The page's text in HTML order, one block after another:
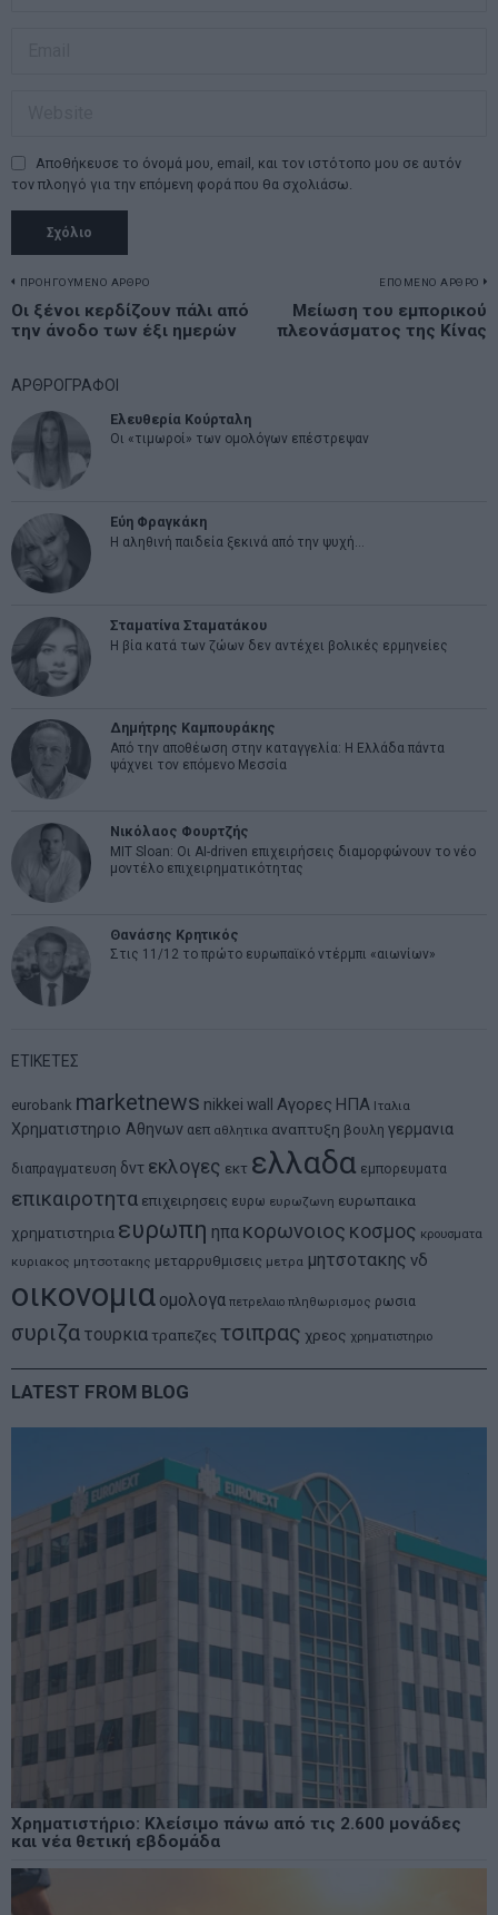
Αποθήκευσε το όνομά μου, email, και τον ιστότοπο μου σε αυτόν
τον πλοηγό για την επόμενη φορά που θα σχολιάσω.
Πλοήγηση
άρθρων
ΠΡΟΗΓΟΥΜΕΝΟ ΑΡΘΡΟ
Previous
post:
Οι ξένοι κερδίζουν πάλι από
την άνοδο των έξι ημερών
ΕΠΟΜΕΝΟ ΑΡΘΡΟ
Μείωση του εμπορικού
πλεονάσματος της Κίνας
ΑΡΘΡΟΓΡΑΦΟΙ
Ελευθερία Κούρταλη
Οι «τιμωροί» των ομολόγων επέστρεψαν
Εύη Φραγκάκη
Η αληθινή παιδεία ξεκινά από την ψυχή…
Σταματίνα Σταματάκου
Η βία κατά των ζώων δεν αντέχει βολικές ερμηνείες
Δημήτρης Καμπουράκης
Από την αποθέωση στην καταγγελία: Η Ελλάδα πάντα
ψάχνει τον επόμενο Μεσσία
Νικόλαος Φουρτζής
MIT Sloan: Οι AI-driven επιχειρήσεις διαμορφώνουν το νέο
μοντέλο επιχειρηματικότητας
Θανάσης Κρητικός
Στις 11/12 το πρώτο ευρωπαϊκό ντέρμπι «αιωνίων»
ΕΤΙΚΕΤΕΣ
eurobank marketnews nikkei wall Αγορες ΗΠΑ Ιταλια
Χρηματιστηριο Αθηνων αεπ αθλητικα αναπτυξη βουλη γερμανια
διαπραγματευση δντ εκλογες εκτ ελλαδα εμπορευματα
επικαιροτητα επιχειρησεις ευρω ευρωζωνη ευρωπαικα
χρηματιστηρια ευρωπη ηπα κορωνοιος κοσμος κρουσματα
κυριακος μητσοτακης μεταρρυθμισεις μετρα μητσοτακης νδ
οικονομια ομολογα πετρελαιο πληθωρισμος ρωσια
συριζα τουρκια τραπεζες τσιπρας χρεος χρηματιστηριο
LATEST FROM BLOG
Χρηματιστήριο: Κλείσιμο πάνω από τις 2.600 μονάδες
και νέα θετική εβδομάδα